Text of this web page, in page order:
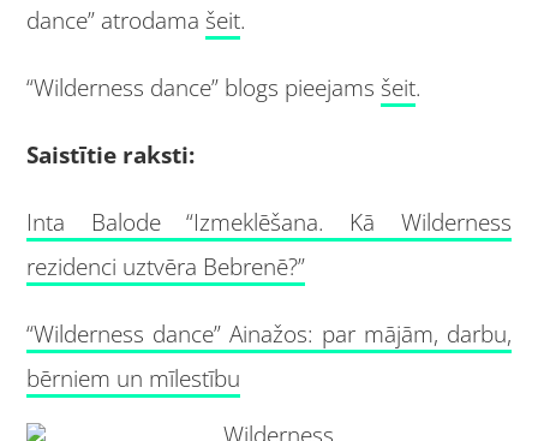
dance” atrodama šeit.
“Wilderness dance” blogs pieejams šeit.
Saistītie raksti:
Inta Balode “Izmeklēšana. Kā Wilderness
rezidenci uztvēra Bebrenē?”
“Wilderness dance” Ainažos: par mājām, darbu,
bērniem un mīlestību